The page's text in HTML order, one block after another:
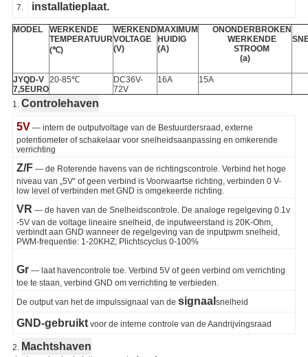
7.
installatieplaat.
MODEL
WERKENDE
TEMPERATUUR
(℃)
WERKEND
VOLTAGE
(V)
MAXIMUM
HUIDIG
(A)
ONONDERBROKEN
WERKENDE
STROOM
(a)
JYQD-V
7,5EURO
20-85℃
DC36V-
72V
16A 15A
1. Controlehaven
5V — intern de outputvoltage van de Bestuurdersraad, externe
potentiometer of schakelaar voor snelheidsaanpassing en omkerende
verrichting
Z/F — de Roterende havens van de richtingscontrole. Verbind het hoge
niveau van „5V“ of geen verbind is Voorwaartse richting, verbinden 0 V-
low level of verbinden met GND is omgekeerde richting.
VR — de haven van de Snelheidscontrole. De analoge regelgeving 0.1v
-5V van de voltage lineaire snelheid, de inputweerstand is 20K-Ohm,
verbindt aan GND wanneer de regelgeving van de inputpwm snelheid,
PWM-frequentie: 1-20KHZ; Plichtscyclus 0-100%
Gr— laat havencontrole toe. Verbind 5V of geen verbind om verrichting
toe te staan, verbind GND om verrichting te verbieden.
De output van het de impulssignaal van de signaal snelheid
GND-gebruiktvoor de interne controle van de Aandrijvingsraad
2. Machtshaven